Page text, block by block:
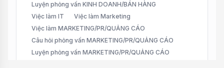
Luyện phỏng vấn KINH DOANH/BÁN HÀNG
Việc làm IT
Việc làm Marketing
Việc làm MARKETING/PR/QUẢNG CÁO
Câu hỏi phỏng vấn MARKETING/PR/QUẢNG CÁO
Luyện phỏng vấn MARKETING/PR/QUẢNG CÁO